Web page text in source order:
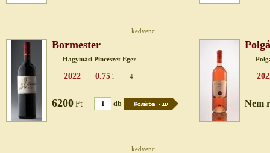
kedvenc
Bormester
Hagymási Pincészet Eger
2022 0.75 l 4
6200 Ft db Nem
kedvenc